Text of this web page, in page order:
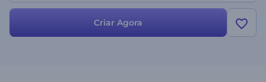
Criar Agora